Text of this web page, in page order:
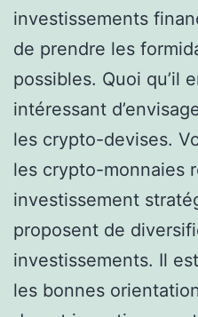
investissements
de prendre les
possibles. Quoi qu’il
intéressant
les crypto-devises.
les crypto-monnaies
investissement
proposent de
investissements. Il
les bonnes